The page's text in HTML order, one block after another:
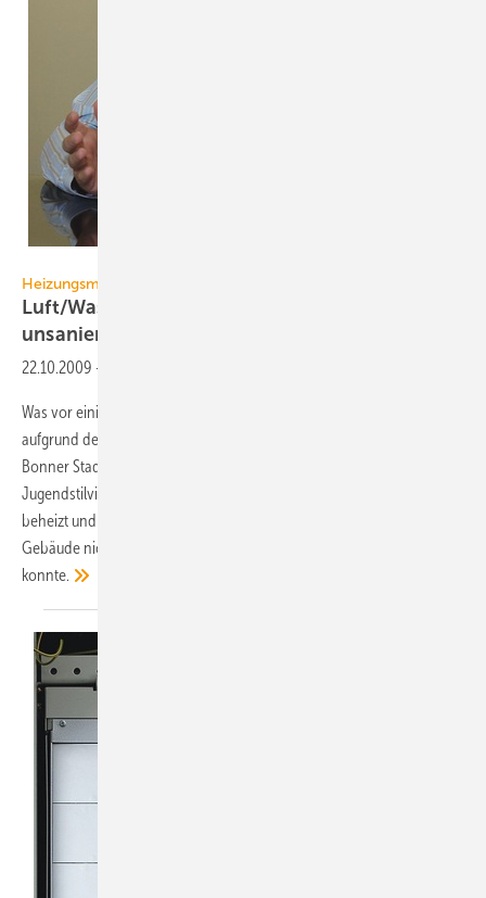
Heizungsmodernisierung
Luft/Wasser-Wärmepumpen heizen
unsanierten
22.10.2009 -
Was vor einigen Jahren noch kaum vorstellbar erschien, ist heute
aufgrund der technischen Entwicklung problemlos möglich. Im
Bonner Stadtteil Oberkassel wird eine rund hundert Jahre alte
Jugendstilvilla von zwei Luft/Wasser-Wärmepumpen monovalent
beheizt und mit Trinkwarmwasser versorgt. Und dass, obwohl das
Gebäude nicht umfassend energetisch modernisiert werden
konnte.